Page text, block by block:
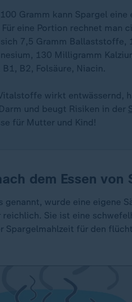
Gramm kann Spargel eine
eine Portion rechnet man
7,5 Gramm Ballaststoffe,
130 Milligramm
B2, Folsäure, Niacin.
wirkt entwässernd,
und beugt Risiken in der
für Mutter und Kind!
dem Essen von
genannt, wurde eine eigene
reichlich. Sie ist eine
Spargelmahlzeit für den